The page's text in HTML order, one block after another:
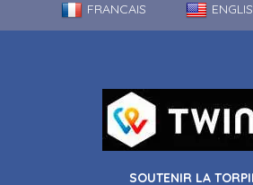
FRANCAIS
SOUTENIR LA